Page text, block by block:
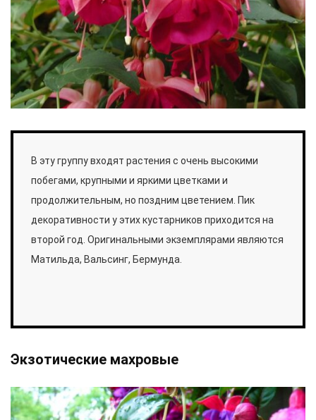
В эту группу входят растения с очень высокими
побегами, крупными и яркими цветками и
продолжительным, но поздним цветением. Пик
декоративности у этих кустарников приходится на
второй год. Оригинальными экземплярами являются
Матильда, Вальсинг, Бермунда.
Экзотические махровые